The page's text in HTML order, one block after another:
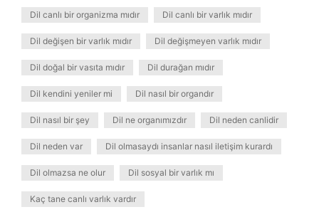
Dil canlı bir organizma mıdır Dil canlı bir varlık mıdır
Dil değişen bir varlık mıdır Dil değişmeyen varlık mıdır
Dil doğal bir vasıta mıdır Dil durağan mıdır
Dil kendini yeniler mi Dil nasıl bir organdır
Dil nasıl bir şey Dil ne organımızdır Dil neden canlidir
Dil neden var Dil olmasaydı insanlar nasıl iletişim kurardı
Dil olmazsa ne olur Dil sosyal bir varlık mı
Kaç tane canlı varlık vardır